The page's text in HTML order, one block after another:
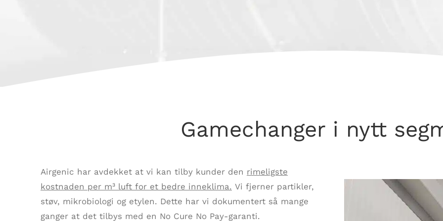
Gamechanger i nytt
Airgenic har avdekket at vi kan tilby kunder den rimeligste
kostnaden per m³ luft for et bedre inneklima. Vi fjerner partikler,
støv, mikrobiologi og etylen. Dette har vi dokumentert så mange
ganger at det tilbys med en No Cure No Pay-garanti.